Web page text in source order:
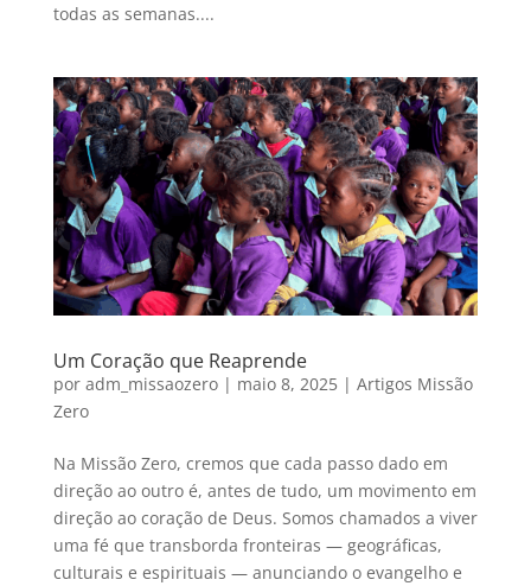
todas as semanas....
Um Coração que Reaprende
por adm_missaozero| maio 8, 2025| Artigos Missão
Zero
Na Missão Zero, cremos que cada passo dado em
direção ao outro é, antes de tudo, um movimento em
direção ao coração de Deus. Somos chamados a viver
uma fé que transborda fronteiras — geográficas,
culturais e espirituais — anunciando o evangelho e